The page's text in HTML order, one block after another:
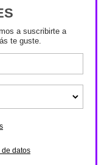
a suscribirte a
te guste.
de datos